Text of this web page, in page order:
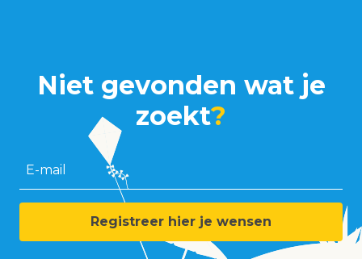
Niet gevonden wat je
zoekt?
E-mail
Registreer hier je wensen